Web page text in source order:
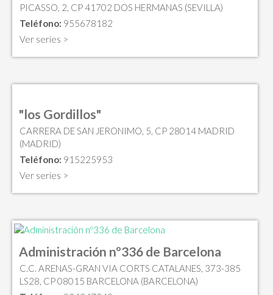
PICASSO, 2, CP 41702 DOS HERMANAS (SEVILLA)
Teléfono: 955678182
Ver series >
"los Gordillos"
CARRERA DE SAN JERONIMO, 5, CP 28014 MADRID
(MADRID)
Teléfono: 915225953
Ver series >
Administración nº336 de Barcelona
C.C. ARENAS-GRAN VIA CORTS CATALANES, 373-385
LS28, CP 08015 BARCELONA (BARCELONA)